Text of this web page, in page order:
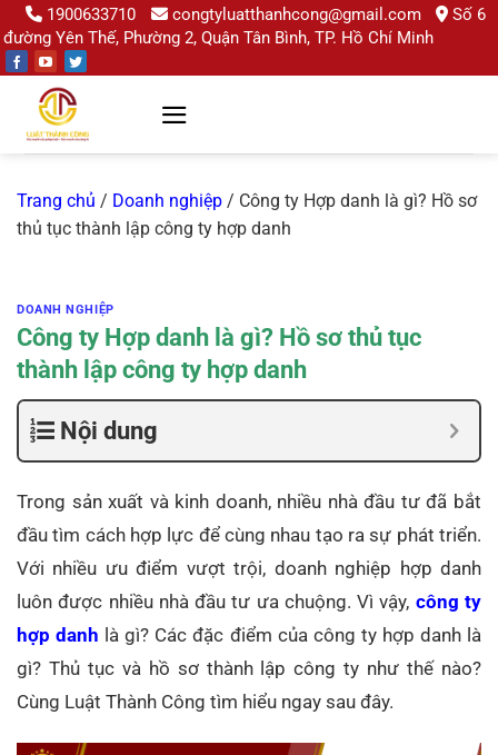
Chuyển
đến
nội
1900633710 congtyluatthanhcong@gmail.com
Số 6
đường Yên Thế, Phường 2, Quận Tân Bình, TP. Hồ Chí Minh
Trang chủ / Doanh nghiệp / Công ty Hợp danh là gì? Hồ sơ
thủ tục thành lập công ty hợp danh
DOANH NGHIỆP
Công ty Hợp danh là gì? Hồ sơ thủ tục
thành lập công ty hợp danh
Nội dung
Trong sản xuất và kinh doanh, nhiều nhà đầu tư đã bắt
đầu tìm cách hợp lực để cùng nhau tạo ra sự phát triển.
Với nhiều ưu điểm vượt trội, doanh nghiệp hợp danh
luôn được nhiều nhà đầu tư ưa chuộng. Vì vậy, công ty
hợp danh là gì? Các đặc điểm của công ty hợp danh là
gì? Thủ tục và hồ sơ thành lập công ty như thế nào?
Cùng Luật Thành Công tìm hiểu ngay sau đây.